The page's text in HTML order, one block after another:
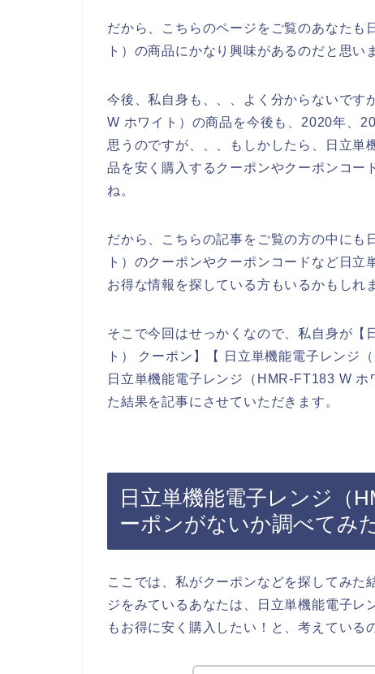
だから、こちらのページをご覧のあなた
ト）の商品にかなり興味があるのだと思い
今後、私自身も、、、よく分からないで
W ホワイト）の商品を今後も、2020年、
思うのですが、、、もしかしたら、日立
品を安く購入するクーポンやクーポンコー
ね。
だから、こちらの記事をご覧の方の中に
ト）のクーポンやクーポンコードなど日
お得な情報を探している方もいるかもしれ
そこで今回はせっかくなので、私自身が
ト） クーポン】【 日立単機能電子レンジ
日立単機能電子レンジ（HMR-FT183 W
た結果を記事にさせていただきます。
日立単機能電子レンジ（
ーポンがないか調べてみ
ここでは、私がクーポンなどを探してみた
ジをみているあなたは、日立単機能電子
もお得に安く購入したい！と、考えている